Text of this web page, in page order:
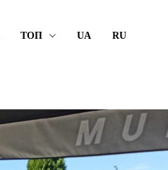
ТОП UA RU